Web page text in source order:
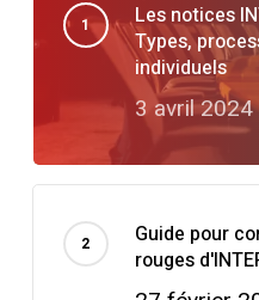
Les notices
Types,
individuels
3 avril 2024
Guide pour
rouges